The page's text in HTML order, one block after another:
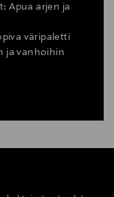
Apua arjen ja
väripaletti
ja vanhoihin